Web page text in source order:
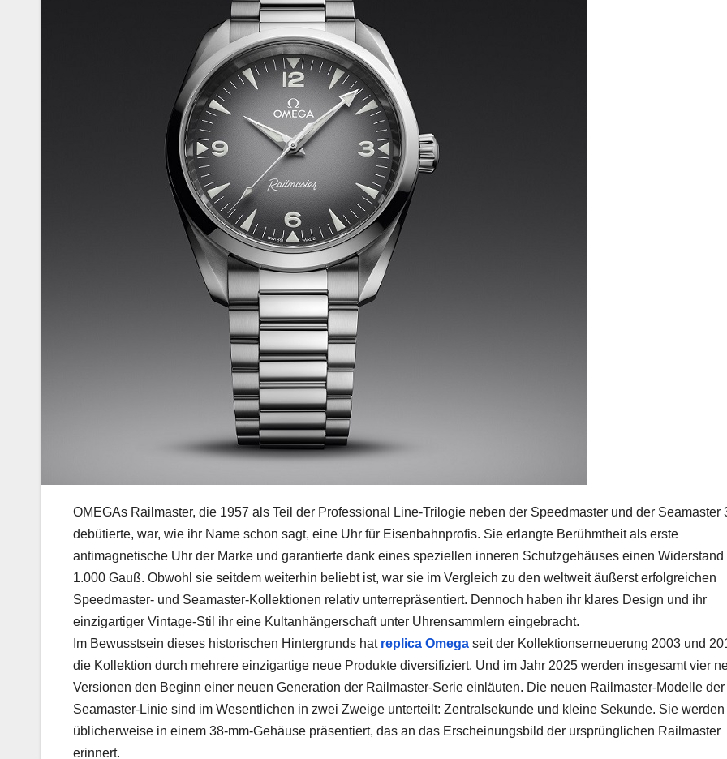
OMEGAs Railmaster, die 1957 als Teil der Professional Line-Trilogie neben der Speedmaster und der Seamaster
debütierte, war, wie ihr Name schon sagt, eine Uhr für Eisenbahnprofis. Sie erlangte Berühmtheit als erste
antimagnetische Uhr der Marke und garantierte dank eines speziellen inneren Schutzgehäuses einen Widerstand
1.000 Gauß. Obwohl sie seitdem weiterhin beliebt ist, war sie im Vergleich zu den weltweit äußerst erfolgreichen
Speedmaster- und Seamaster-Kollektionen relativ unterrepräsentiert. Dennoch haben ihr klares Design und ihr
einzigartiger Vintage-Stil ihr eine Kultanhängerschaft unter Uhrensammlern eingebracht.
Im Bewusstsein dieses historischen Hintergrunds hat replica Omega seit der Kollektionserneuerung 2003 und
die Kollektion durch mehrere einzigartige neue Produkte diversifiziert. Und im Jahr 2025 werden insgesamt vier
Versionen den Beginn einer neuen Generation der Railmaster-Serie einläuten. Die neuen Railmaster-Modelle der
Seamaster-Linie sind im Wesentlichen in zwei Zweige unterteilt: Zentralsekunde und kleine Sekunde. Sie werden
üblicherweise in einem 38-mm-Gehäuse präsentiert, das an das Erscheinungsbild der ursprünglichen Railmaster
erinnert.